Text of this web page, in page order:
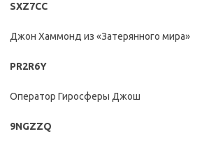
SXZ7CC
Джон Хаммонд из «Затерянного мира»
PR2R6Y
Оператор Гиросферы Джош
9NGZZQ